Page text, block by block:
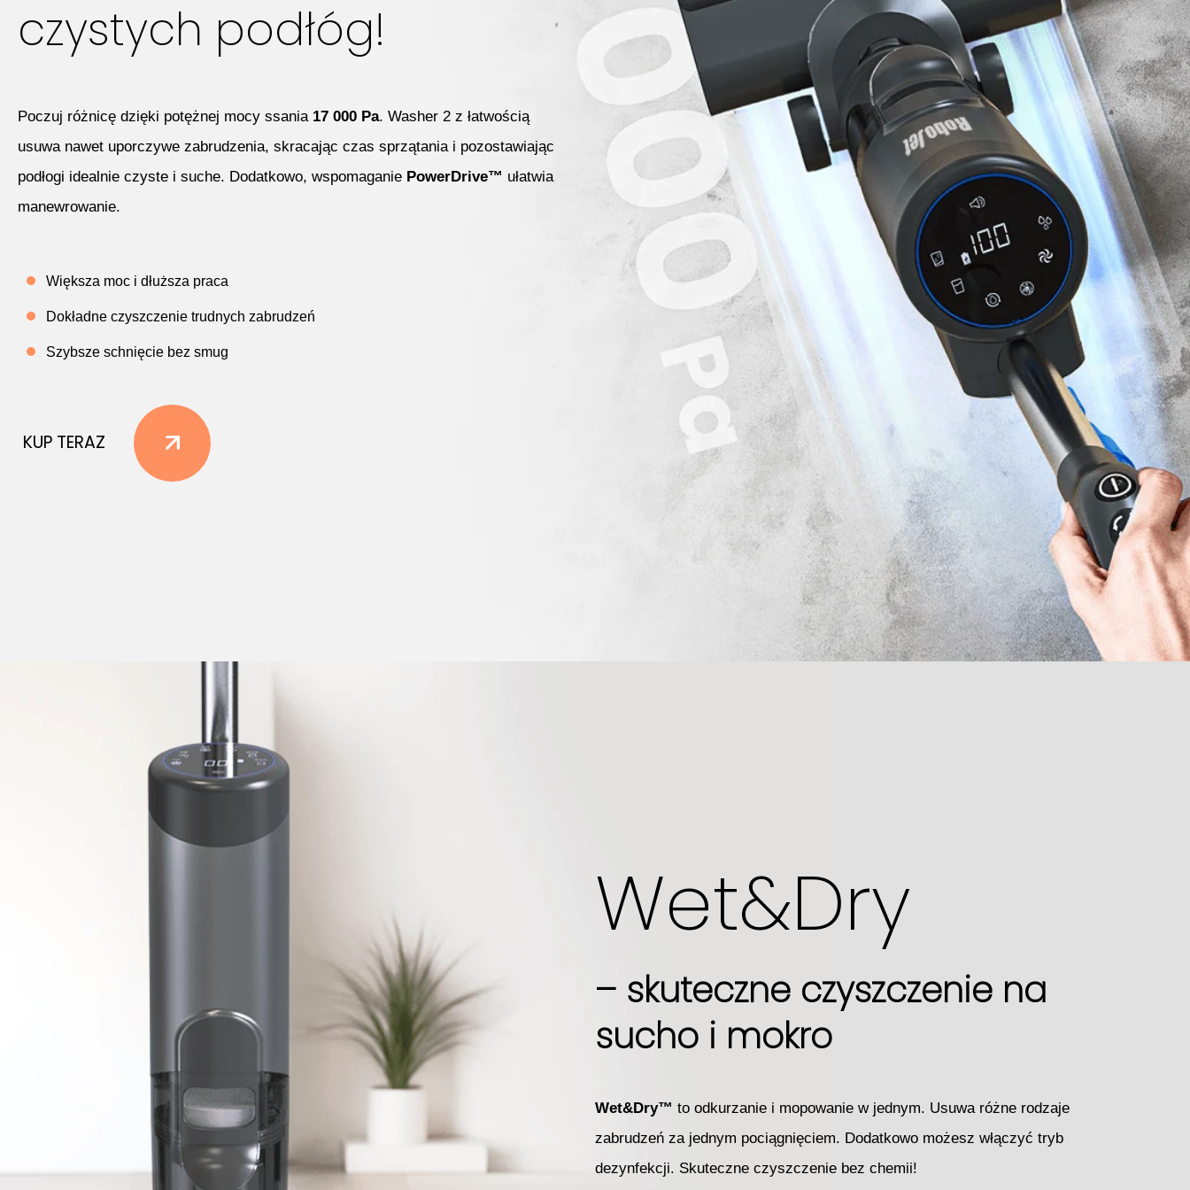
czystych podłóg!
Poczuj różnicę dzięki potężnej mocy ssania 17 000 Pa. Washer 2 z łatwością
usuwa nawet uporczywe zabrudzenia, skracając czas sprzątania i pozostawiając
podłogi idealnie czyste i suche. Dodatkowo, wspomaganie PowerDrive™ ułatwia
manewrowanie.
Większa moc i dłuższa praca
Dokładne czyszczenie trudnych zabrudzeń
Szybsze schnięcie bez smug
KUP TERAZ
Wet&Dry
– skuteczne czyszczenie na
sucho i mokro​
Wet&Dry™ to odkurzanie i mopowanie w jednym. Usuwa różne rodzaje
zabrudzeń za jednym pociągnięciem. Dodatkowo możesz włączyć tryb
dezynfekcji. Skuteczne czyszczenie bez chemii!